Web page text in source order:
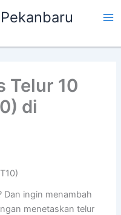
Telur 10
di
Dan ingin menambah
menetaskan telur